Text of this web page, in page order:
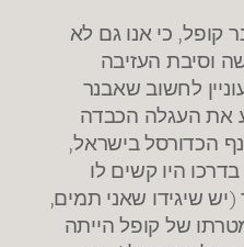
קופל, כי אנו גם לא
וסיבת העזיבה
לחשוב שאבנר
את העגלה הכבדה
הכדורסל בישראל,
היו קשים לו
שיגידו שאני תמים,
של קופל הייתה